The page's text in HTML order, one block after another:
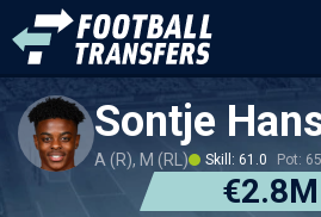
Sontje
A (R), M (RL) Skill: 61.0 Pot:
€2.8M